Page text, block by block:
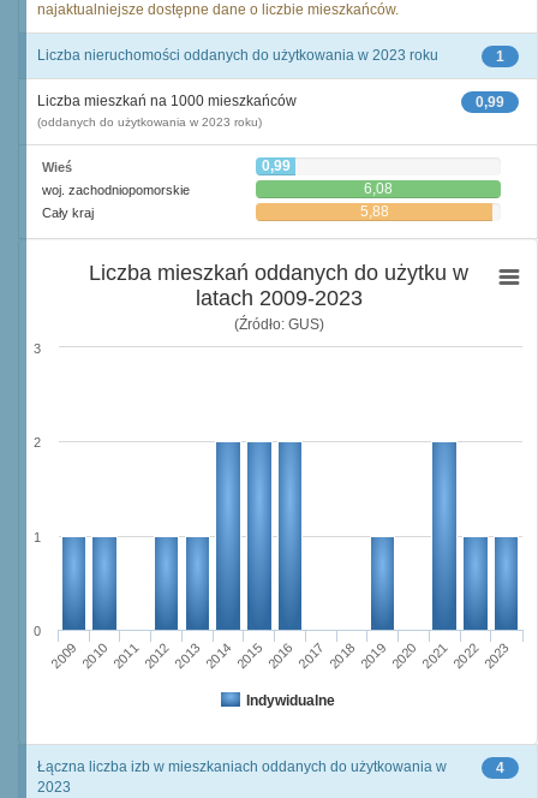
najaktualniejsze dostępne dane o liczbie mieszkańców.
1
Liczba nieruchomości oddanych do użytkowania w 2023 roku
0,99
Liczba mieszkań na 1000 mieszkańców
(oddanych do użytkowania w 2023 roku)
Wieś 0,99
woj. zachodniopomorskie 6,08
Cały kraj 5,88
Liczba mieszkań oddanych do użytku w
latach 2009-2023
(Źródło: GUS)
Indywidualne
2009 2010 201120122013 2014 2015 2016 2017 2018 2019 2020 202120222023
0
1
2
3
4
Łączna liczba izb w mieszkaniach oddanych do użytkowania w
2023